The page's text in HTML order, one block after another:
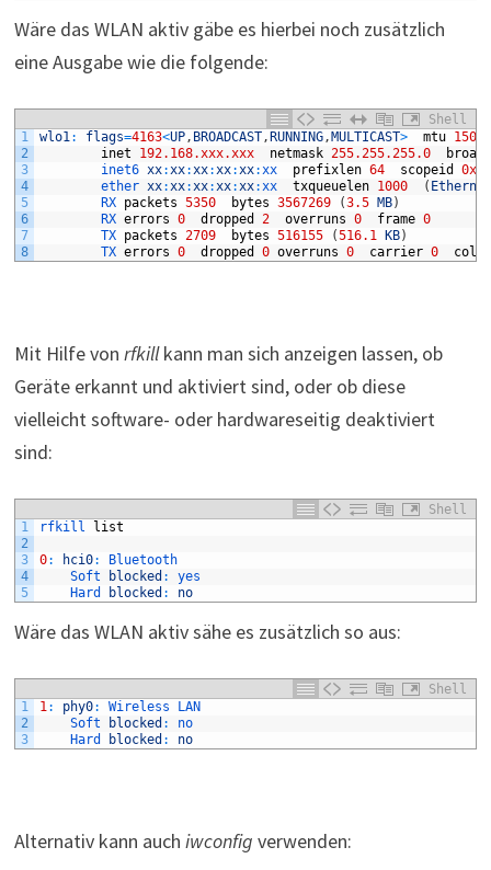
Wäre das WLAN aktiv gäbe es hierbei noch zusätzlich
eine Ausgabe wie die folgende:
Shell
1
2
3
4
5
6
7
8
wlo1: flags=4163<UP, BROADCAST, RUNNING, MULTICAST> mtu 1500
inet
192.168.xxx.xxx netmask 255.255.255.0
inet6 xx:xx:xx:xx:xx:xx prefixlen 64 scopeid
0x20
ether xx:xx:xx:xx:xx:xx txqueuelen 1000 ( Ethernet
RX packets 5350 bytes 3567269 (3.5 MB)
RX errors 0 dropped 2 overruns 0 frame 0
TX packets 2709 bytes 516155 (516.1 KB)
TX errors 0 dropped 0 overruns 0 carrier 0
Mit Hilfe von rfkillkann man sich anzeigen lassen, ob
Geräte erkannt und aktiviert sind, oder ob diese
vielleicht software- oder hardwareseitig deaktiviert
sind:
Shell
1
2
3
4
5
rfkill list
0: hci0:
Bluetooth
Soft
blocked :
yes
Hard
blocked : no
Wäre das WLAN aktiv sähe es zusätzlich so aus:
Shell
1
2
3
1: phy0: Wireless
LAN
Soft
blocked :
no
Hard
blocked : no
Alternativ kann auch iwconfig verwenden: